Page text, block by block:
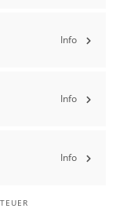
Info
Info
Info